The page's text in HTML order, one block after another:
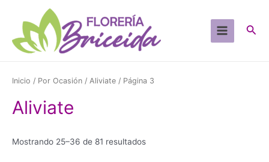
contenido
Main
Inicio / Por Ocasión / Aliviate / Página 3
Aliviate
Mostrando 25–36 de 81 resultadosSorted